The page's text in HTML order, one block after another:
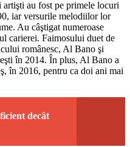
au fost pe primele locuri
iar versurile melodiilor lor
Au câştigat numeroase
carierei. Faimosului duet de
românesc, Al Bano şi
în 2014. În plus, Al Bano a
în 2016, pentru ca doi ani mai
decât